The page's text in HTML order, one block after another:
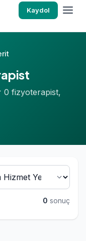
Kaydol
0 fizyoterapist,
0 sonuç